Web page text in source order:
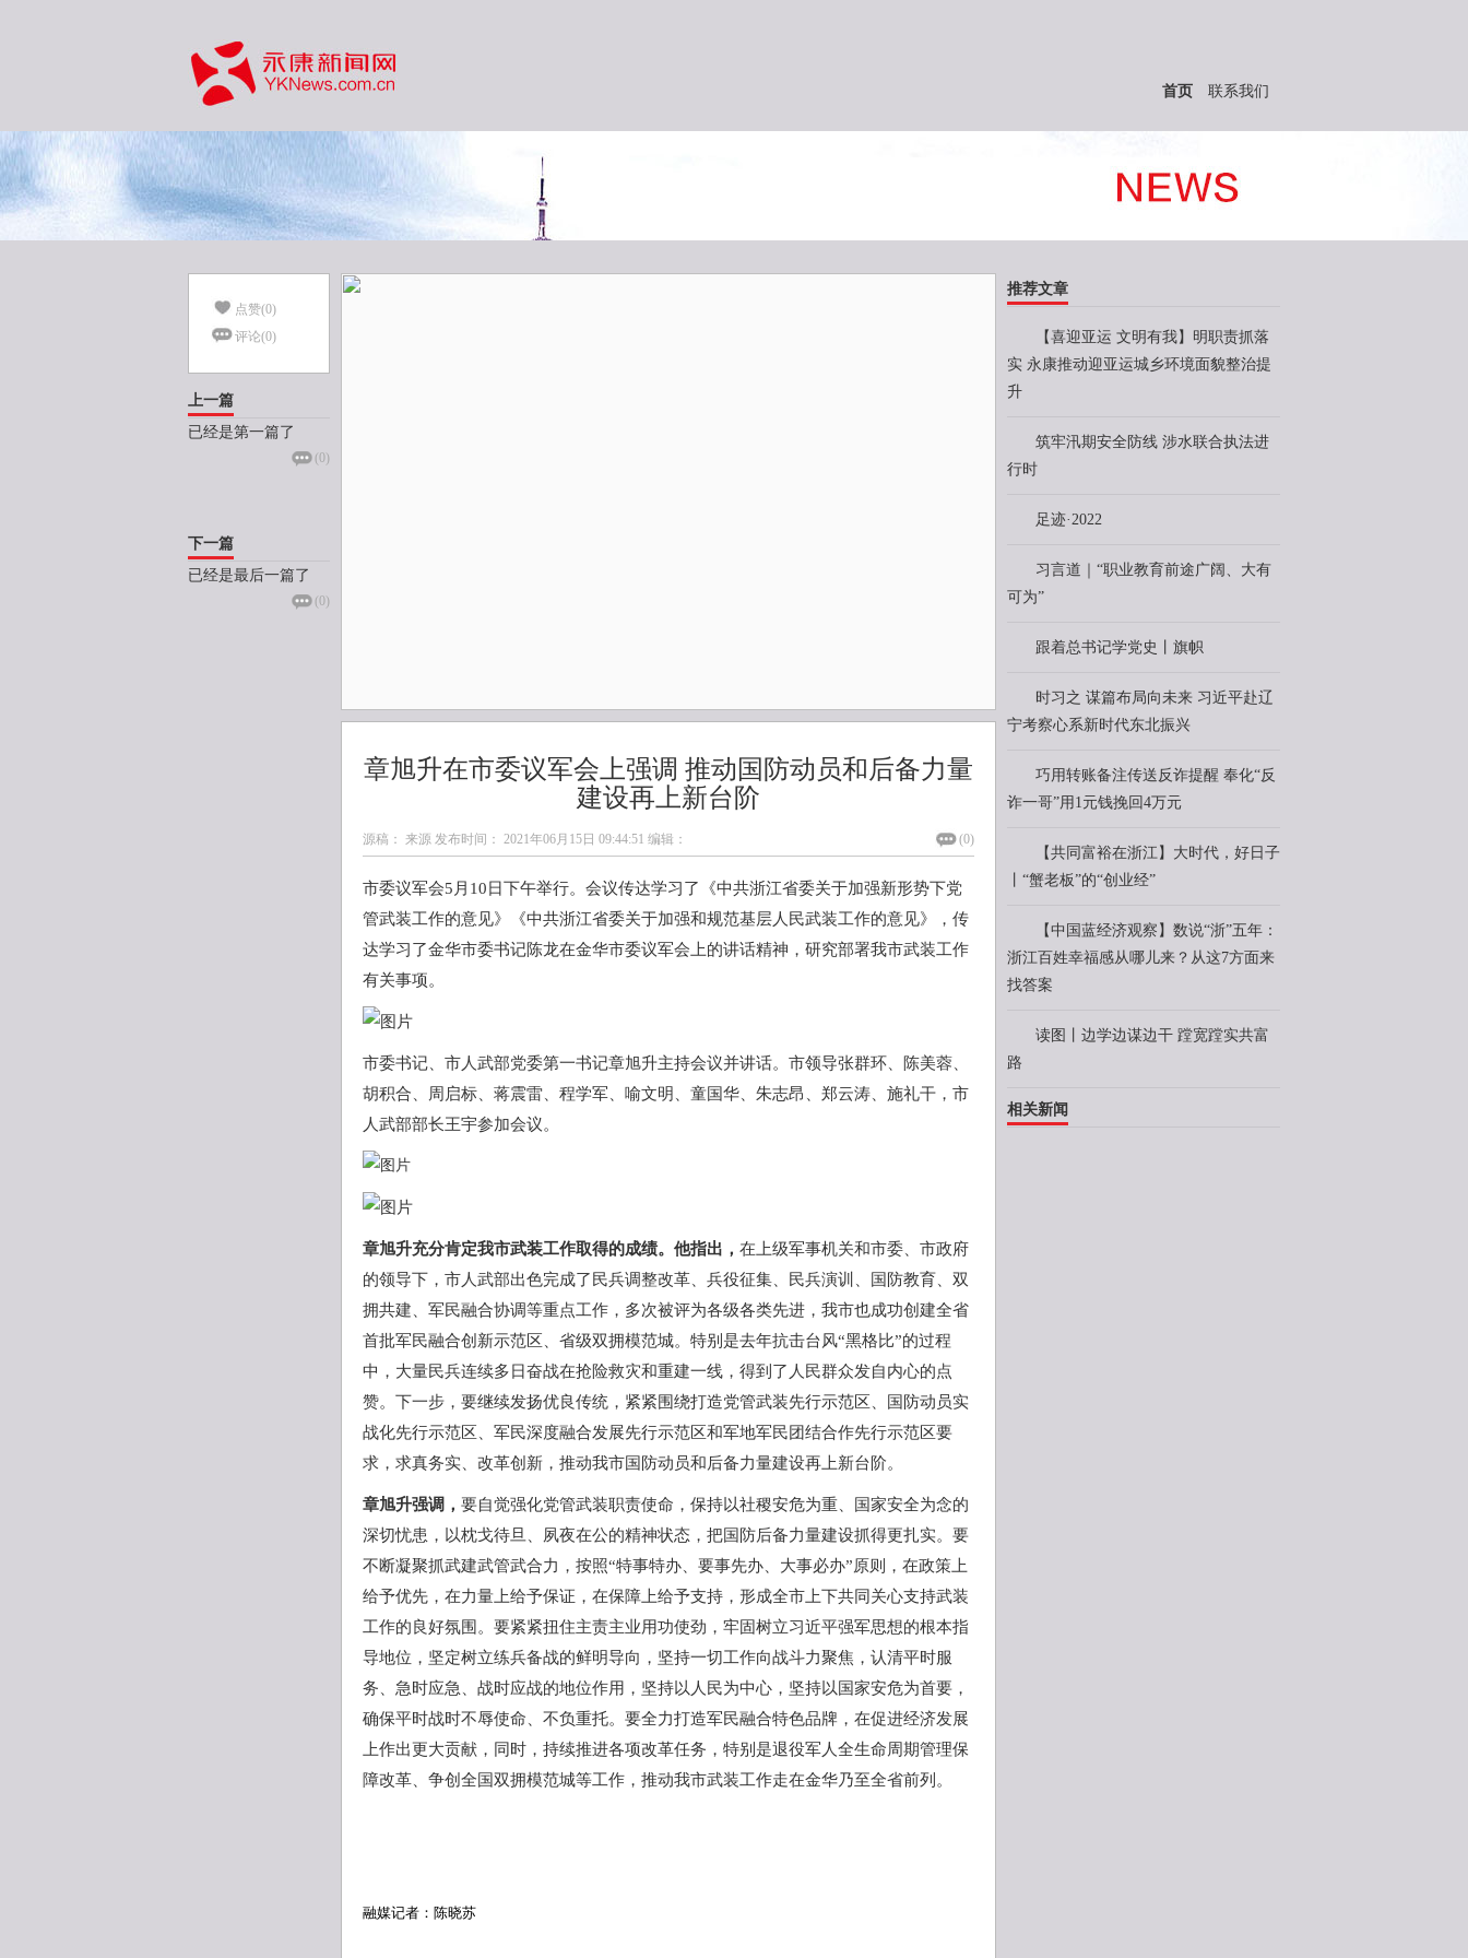
首页 联系我们
点赞(0)
评论(0)
上一篇
已经是第一篇了
(0)
下一篇
已经是最后一篇了
(0)
章旭升在市委议军会上强调 推动国防动员和后备力量
建设再上新台阶
源稿： 来源 发布时间： 2021年06月15日 09:44:51 编辑： (0)
市委议军会5月10日下午举行。会议传达学习了《中共浙江省委关于加强新形势下党
管武装工作的意见》《中共浙江省委关于加强和规范基层人民武装工作的意见》，传
达学习了金华市委书记陈龙在金华市委议军会上的讲话精神，研究部署我市武装工作
有关事项。
市委书记、市人武部党委第一书记章旭升主持会议并讲话。市领导张群环、陈美蓉、
胡积合、周启标、蒋震雷、程学军、喻文明、童国华、朱志昂、郑云涛、施礼干，市
人武部部长王宇参加会议。
章旭升充分肯定我市武装工作取得的成绩。他指出， 在上级军事机关和市委、市政府
的领导下，市人武部出色完成了民兵调整改革、兵役征集、民兵演训、国防教育、双
拥共建、军民融合协调等重点工作，多次被评为各级各类先进，我市也成功创建全省
首批军民融合创新示范区、省级双拥模范城。特别是去年抗击台风“黑格比”的过程
中，大量民兵连续多日奋战在抢险救灾和重建一线，得到了人民群众发自内心的点
赞。下一步，要继续发扬优良传统，紧紧围绕打造党管武装先行示范区、国防动员实
战化先行示范区、军民深度融合发展先行示范区和军地军民团结合作先行示范区要
求，求真务实、改革创新，推动我市国防动员和后备力量建设再上新台阶。
章旭升强调， 要自觉强化党管武装职责使命，保持以社稷安危为重、国家安全为念的
深切忧患，以枕戈待旦、夙夜在公的精神状态，把国防后备力量建设抓得更扎实。要
不断凝聚抓武建武管武合力，按照“特事特办、要事先办、大事必办”原则，在政策上
给予优先，在力量上给予保证，在保障上给予支持，形成全市上下共同关心支持武装
工作的良好氛围。要紧紧扭住主责主业用功使劲，牢固树立习近平强军思想的根本指
导地位，坚定树立练兵备战的鲜明导向，坚持一切工作向战斗力聚焦，认清平时服
务、急时应急、战时应战的地位作用，坚持以人民为中心，坚持以国家安危为首要，
确保平时战时不辱使命、不负重托。要全力打造军民融合特色品牌，在促进经济发展
上作出更大贡献，同时，持续推进各项改革任务，特别是退役军人全生命周期管理保
障改革、争创全国双拥模范城等工作，推动我市武装工作走在金华乃至全省前列。
融媒记者：陈晓苏
推荐文章
【喜迎亚运 文明有我】明职责抓落
实 永康推动迎亚运城乡环境面貌整治提
升
筑牢汛期安全防线 涉水联合执法进
行时
足迹·2022
习言道｜“职业教育前途广阔、大有
可为”
跟着总书记学党史丨旗帜
时习之 谋篇布局向未来 习近平赴辽
宁考察心系新时代东北振兴
巧用转账备注传送反诈提醒 奉化“反
诈一哥”用1元钱挽回4万元
【共同富裕在浙江】大时代，好日子
丨“蟹老板”的“创业经”
【中国蓝经济观察】数说“浙”五年：
浙江百姓幸福感从哪儿来？从这7方面来
找答案
读图丨边学边谋边干 蹚宽蹚实共富
路
相关新闻